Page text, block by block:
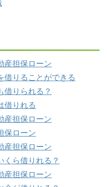
産担保ローン
借りることができる
借りられる？
借りれる
産担保ローン
保ローン
産担保ローン
くら借りれる？
産担保ローン